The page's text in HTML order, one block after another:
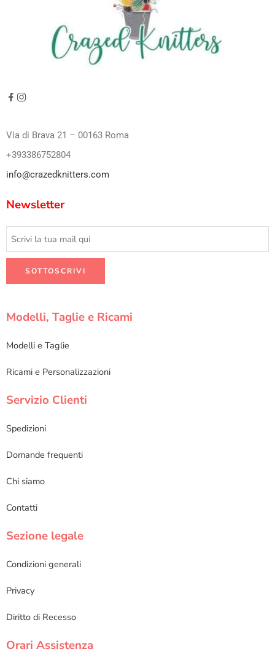
Via di Brava 21 – 00163 Roma
+393386752804
info@crazedknitters.com
Newsletter
Modelli, Taglie e Ricami
Modelli e Taglie
Ricami e Personalizzazioni
Servizio Clienti
Spedizioni
Domande frequenti
Chi siamo
Contatti
Sezione legale
Condizioni generali
Privacy
Diritto di Recesso
Orari Assistenza